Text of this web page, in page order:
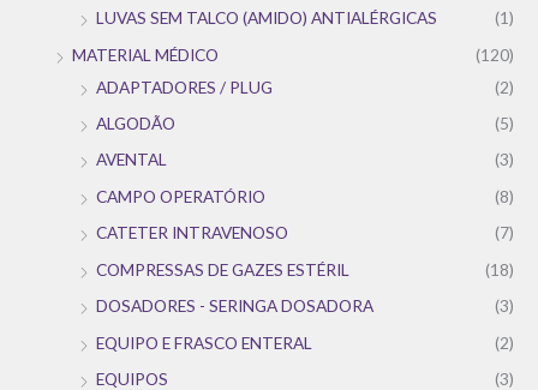
LUVAS SEM TALCO (AMIDO) ANTIALÉRGICAS
(1)
MATERIAL MÉDICO
(120)
ADAPTADORES / PLUG
(2)
ALGODÃO
(5)
AVENTAL
(3)
CAMPO OPERATÓRIO
(8)
CATETER INTRAVENOSO
(7)
COMPRESSAS DE GAZES ESTÉRIL
(18)
DOSADORES - SERINGA DOSADORA
(3)
EQUIPO E FRASCO ENTERAL
(2)
EQUIPOS
(3)